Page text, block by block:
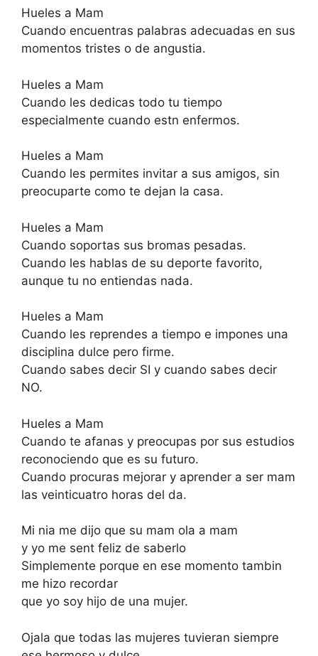
Hueles a Mam
Cuando encuentras palabras adecuadas en sus
momentos tristes o de angustia.
Hueles a Mam
Cuando les dedicas todo tu tiempo
especialmente cuando estn enfermos.
Hueles a Mam
Cuando les permites invitar a sus amigos, sin
preocuparte como te dejan la casa.
Hueles a Mam
Cuando soportas sus bromas pesadas.
Cuando les hablas de su deporte favorito,
aunque tu no entiendas nada.
Hueles a Mam
Cuando les reprendes a tiempo e impones una
disciplina dulce pero firme.
Cuando sabes decir SI y cuando sabes decir
NO.
Hueles a Mam
Cuando te afanas y preocupas por sus estudios
reconociendo que es su futuro.
Cuando procuras mejorar y aprender a ser mam
las veinticuatro horas del da.
Mi nia me dijo que su mam ola a mam
y yo me sent feliz de saberlo
Simplemente porque en ese momento tambin
me hizo recordar
que yo soy hijo de una mujer.
Ojala que todas las mujeres tuvieran siempre